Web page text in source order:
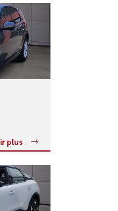
plus